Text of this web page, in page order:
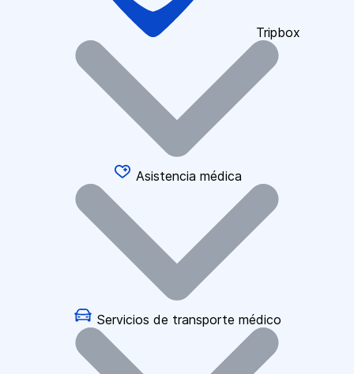
Tripbox
Asistencia médica
Servicios de transporte médico